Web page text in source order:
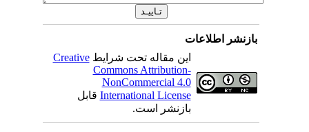
بازنشر اطلاعات
این مقاله تحت شرایطCreative
Commons Attribution-
NonCommercial 4.0
International Licenseقابل
بازنشر است.